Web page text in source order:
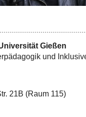
Gießen
und
21B (Raum 115)